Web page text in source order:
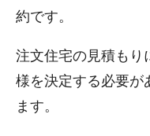
約です。
注文住宅の見積もり
様を決定する必要が
ます。